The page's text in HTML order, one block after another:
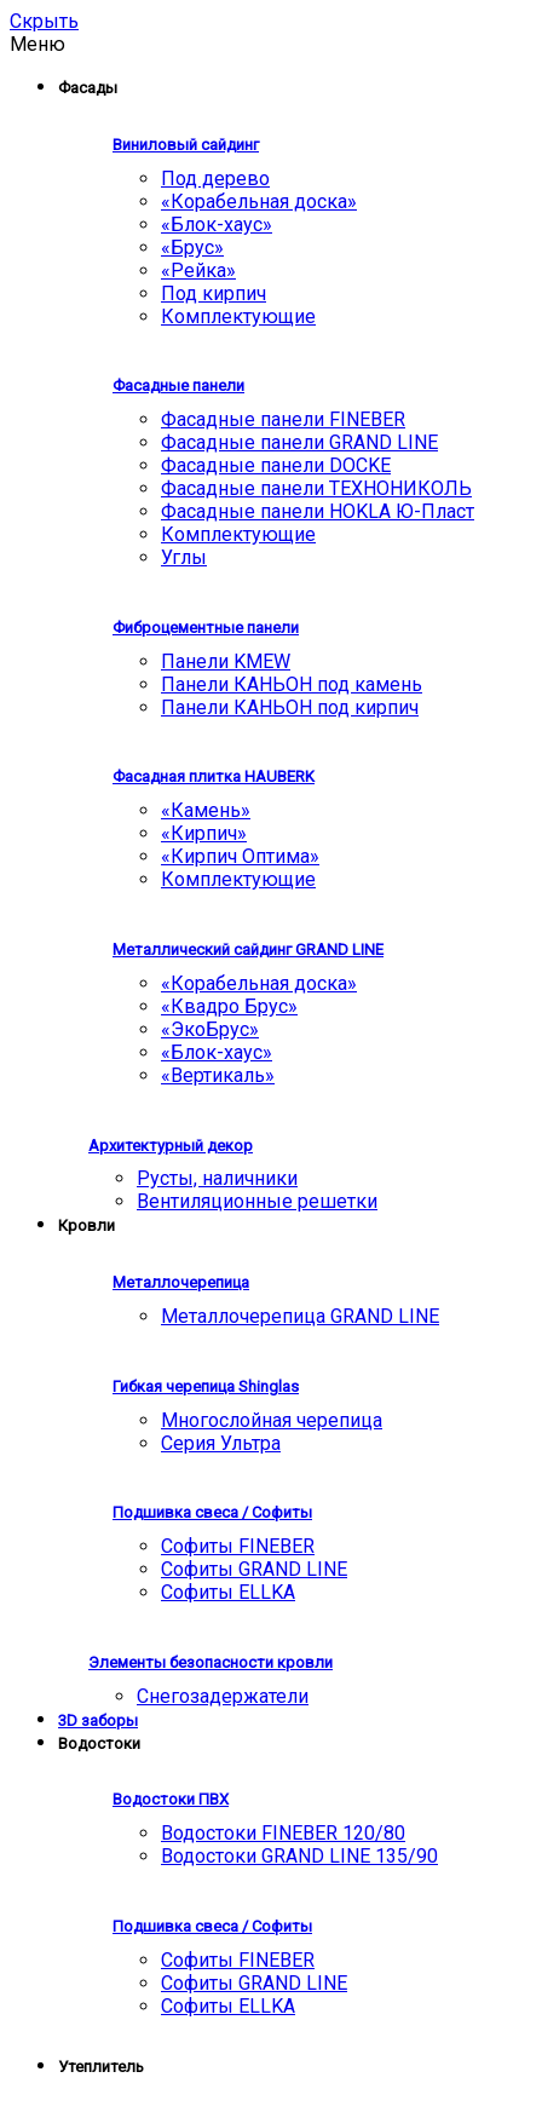
Скрыть
Меню
Фасады
Виниловый сайдинг
Под дерево
«Корабельная доска»
«Блок-хаус»
«Брус»
«Рейка»
Под кирпич
Комплектующие
Фасадные панели
Фасадные панели FINEBER
Фасадные панели GRAND LINE
Фасадные панели DOCKE
Фасадные панели ТЕХНОНИКОЛЬ
Фасадные панели HOKLA Ю-Пласт
Комплектующие
Углы
Фиброцементные панели
Панели KMEW
Панели КАНЬОН под камень
Панели КАНЬОН под кирпич
Фасадная плитка HAUBERK
«Камень»
«Кирпич»
«Кирпич Оптима»
Комплектующие
Металлический сайдинг GRAND LINE
«Корабельная доска»
«Квадро Брус»
«ЭкоБрус»
«Блок-хаус»
«Вертикаль»
Архитектурный декор
Русты, наличники
Вентиляционные решетки
Кровли
Металлочерепица
Металлочерепица GRAND LINE
Гибкая черепица Shinglas
Многослойная черепица
Серия Ультра
Подшивка свеса / Софиты
Софиты FINEBER
Софиты GRAND LINE
Софиты ELLKA
Элементы безопасности кровли
Снегозадержатели
3D заборы
Водостоки
Водостоки ПВХ
Водостоки FINEBER 120/80
Водостоки GRAND LINE 135/90
Подшивка свеса / Софиты
Софиты FINEBER
Софиты GRAND LINE
Софиты ELLKA
Утеплитель